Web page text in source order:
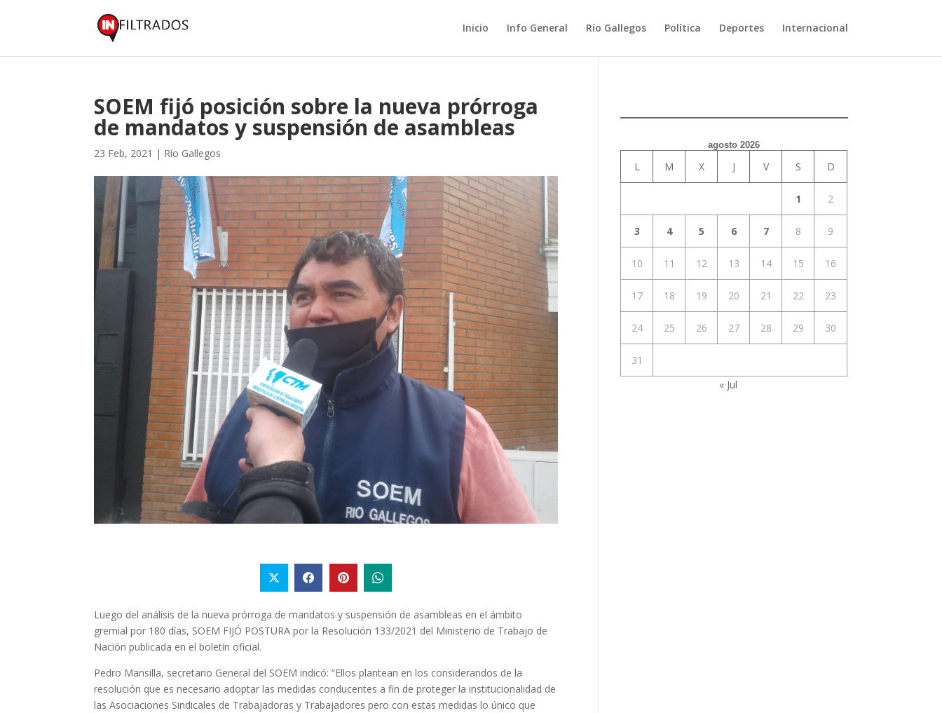
Inicio Info General Río Gallegos Política Deportes Internacional
SOEM fijó posición sobre la nueva prórroga
de mandatos y suspensión de asambleas
23 Feb, 2021 | Río Gallegos
Luego del análisis de la nueva prórroga de mandatos y suspensión de asambleas en el ámbito
gremial por 180 días, SOEM FIJÓ POSTURA por la Resolución 133/2021 del Ministerio de Trabajo de
Nación publicada en el boletín oficial.
Pedro Mansilla, secretario General del SOEM indicó: “Ellos plantean en los considerandos de la
resolución que es necesario adoptar las medidas conducentes a fin de proteger la institucionalidad de
las Asociaciones Sindicales de Trabajadoras y Trabajadores pero con estas medidas lo único que
agosto 2026
L M X J V S D
1 2
3 4 5 6 7 8 9
10 11 12 13 14 15 16
17 18 19 20 21 22 23
24 25 26 27 28 29 30
31
« Jul